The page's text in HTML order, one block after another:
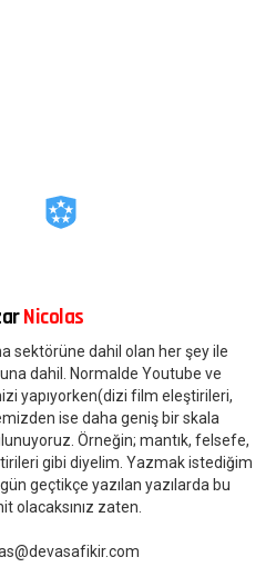
Nicolas
sektörüne dahil olan her şey ile
dahil. Normalde Youtube ve
yapıyorken(dizi film eleştirileri,
ise daha geniş bir skala
Örneğin; mantık, felsefe,
gibi diyelim. Yazmak istediğim
geçtikçe yazılan yazılarda bu
olacaksınız zaten.